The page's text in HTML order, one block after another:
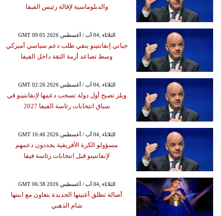
والدبلوماسية لإقالة رئيس الفيفا
GMT 09:05 2026 الثلاثاء ,04 آب / أغسطس
جياني إنفانتينو ينفي طلب دعم سياسي أميركي
وسط تصاعد أزمة الثقة داخل الفيفا
GMT 02:26 2026 الثلاثاء ,04 آب / أغسطس
ويلز تصبح أول دولة تسحب دعمها لإنفانتينو في
سباق انتخابات رئاسة الفيفا 2027
GMT 16:46 2026 الثلاثاء ,04 آب / أغسطس
مسؤولو الكرة الأفريقية يجددون دعمهم
لإنفانتينو قبل انتخابات رئاسة فيفا
GMT 06:38 2026 الثلاثاء ,04 آب / أغسطس
أصالة تطلق أغنيتها الجديدة بتعاون مع ابنتها
شام الذهبي